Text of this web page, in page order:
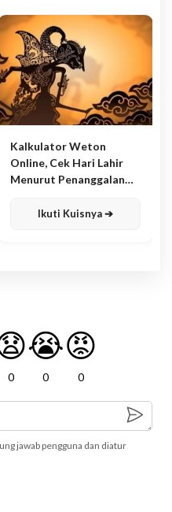
Kalkulator Weton
Online, Cek Hari Lahir
Menurut Penanggalan
Ikuti Kuisnya ➔
0
😭
0
😡
0
jawab pengguna dan diatur